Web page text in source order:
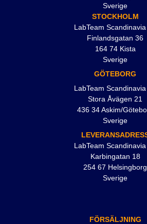
Sverige
STOCKHOLM
LabTeam Scandinavia
Finlandsgatan 36
164 74 Kista
Sverige
GÖTEBORG
LabTeam Scandinavia
Stora Åvägen 21
436 34 Askim/
Sverige
LabTeam Scandinavia
Karbingatan 18
254 67 Helsingborg
Sverige
FÖRSÄLJNING